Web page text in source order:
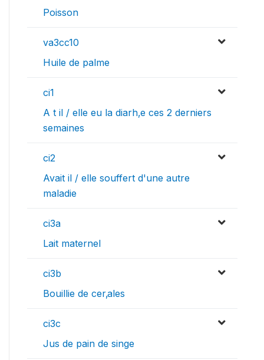
Poisson
va3cc10
Huile de palme
ci1
A t il / elle eu la diarh‚e ces 2 derniers
semaines
ci2
Avait il / elle souffert d'une autre
maladie
ci3a
Lait maternel
ci3b
Bouillie de cer‚ales
ci3c
Jus de pain de singe